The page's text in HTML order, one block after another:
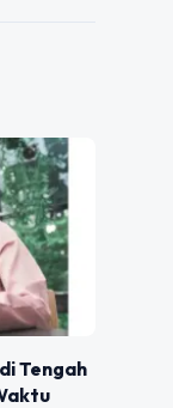
Tengah